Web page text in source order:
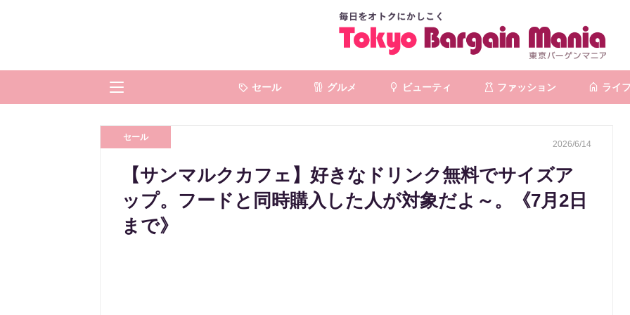
セール グルメ ビューティ ファッション ライフ
セール
2026/6/14
【サンマルクカフェ】好きなドリンク無料でサイズア
ップ。フードと同時購入した人が対象だよ～。《7月2日
まで》